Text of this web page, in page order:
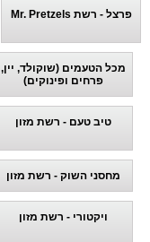
פרצל - רשת Mr. Pretzels
מכל הטעמים (שוקולד, יין,
פרחים ופינוקים)
טיב טעם - רשת מזון
מחסני השוק - רשת מזון
ויקטורי - רשת מזון